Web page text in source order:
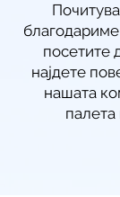
посетите
најдете
нашата